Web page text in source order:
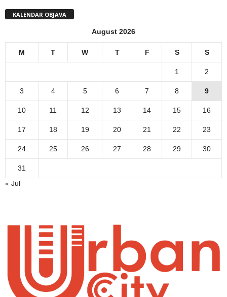
KALENDAR OBJAVA
August 2026
M T W T F S S
1 2
3 4 5 6 7 8 9
10 11 12 13 14 15 16
17 18 19 20 21 22 23
24 25 26 27 28 29 30
31
« Jul